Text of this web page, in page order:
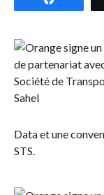
Data et une
STS.